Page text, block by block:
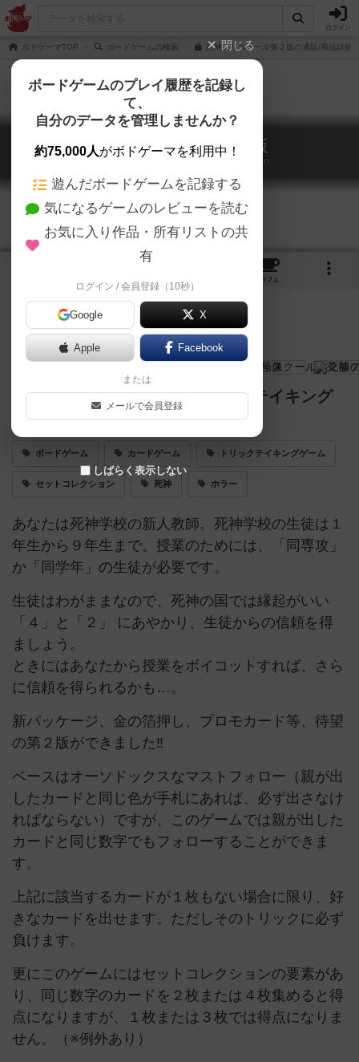
ログイン
ボドゲーマTOP ボードゲームの検索 死神プリスクール第２版の通販/商品詳細
死神プリスクール第２版
SHINIGAMI PRESCHOOL second edition
カフェ
死神の国による新感覚のトリックテイキング
ゲーム！
ボードゲーム カードゲーム トリックテイキングゲーム
セットコレクション 死神 ホラー
あなたは死神学校の新人教師。死神学校の生徒は１
年生から９年生まで。授業のためには、「同専攻」
か「同学年」の生徒が必要です。
生徒はわがままなので、死神の国では縁起がいい
「４」と「２」 にあやかり、生徒からの信頼を得
ましょう。
ときにはあなたから授業をボイコットすれば、さら
に信頼を得られるかも…。
新パッケージ、金の箔押し、プロモカード等、待望
の第２版ができました‼
ベースはオーソドックスなマストフォロー（親が出
したカードと同じ色が手札にあれば、必ず出さなけ
ればならない）ですが、このゲームでは親が出した
カードと同じ数字でもフォローすることができま
す。
上記に該当するカードが１枚もない場合に限り、好
きなカードを出せます。ただしそのトリックに必ず
負けます。
更にこのゲームにはセットコレクションの要素があ
り、同じ数字のカードを２枚または４枚集めると得
点になりますが、１枚または３枚では得点になりま
せん。（※例外あり）
閉じる
ボードゲームのプレイ履歴を記録し
て、
自分のデータを管理しませんか？
約75,000人がボドゲーマを利用中！
遊んだボードゲームを記録する
気になるゲームのレビューを読む
お気に入り作品・所有リストの共
有
ログイン / 会員登録（10秒）
Google X
Apple Facebook
または
メールで会員登録
しばらく表示しない